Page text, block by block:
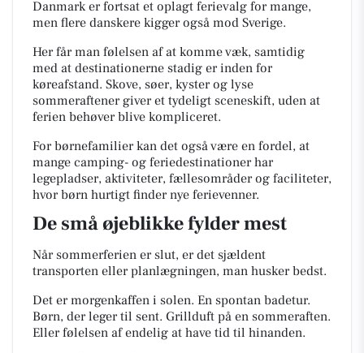
Danmark er fortsat et oplagt ferievalg for mange,
men flere danskere kigger også mod Sverige.
Her får man følelsen af at komme væk, samtidig
med at destinationerne stadig er inden for
køreafstand. Skove, søer, kyster og lyse
sommeraftener giver et tydeligt sceneskift, uden at
ferien behøver blive kompliceret.
For børnefamilier kan det også være en fordel, at
mange camping- og feriedestinationer har
legepladser, aktiviteter, fællesområder og faciliteter,
hvor børn hurtigt finder nye ferievenner.
De små øjeblikke fylder mest
Når sommerferien er slut, er det sjældent
transporten eller planlægningen, man husker bedst.
Det er morgenkaffen i solen. En spontan badetur.
Børn, der leger til sent. Grillduft på en sommeraften.
Eller følelsen af endelig at have tid til hinanden.